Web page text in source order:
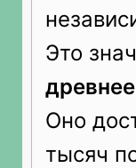
Это
древнее
Оно
тысяч